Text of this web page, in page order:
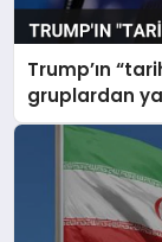
Trump’ın
gruplardan